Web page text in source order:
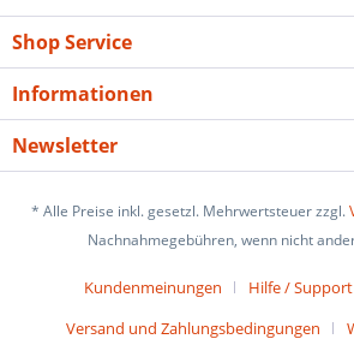
Shop Service
Informationen
Newsletter
* Alle Preise inkl. gesetzl. Mehrwertsteuer zzgl.
Nachnahmegebühren, wenn nicht
Kundenmeinungen Hilfe / Support
Versand und Zahlungsbedingungen